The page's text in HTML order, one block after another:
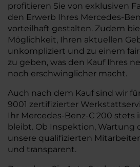
profitieren Sie von exklusiven
den Erwerb Ihres Mercedes-
vorteilhaft gestalten. Zudem
Möglichkeit, Ihren aktuellen
unkompliziert und zu einem
zu geben, was den Kauf Ihres
noch erschwinglicher macht.
Auch nach dem Kauf sind wir
9001 zertifizierter
Ihr Mercedes-Benz-C 200 stets
bleibt. Ob Inspektion, Wartung
unsere qualifizierten
und transparent.